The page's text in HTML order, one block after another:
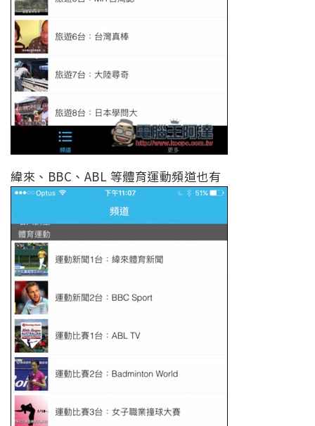
緯來、BBC、ABL 等體育運動頻道也有